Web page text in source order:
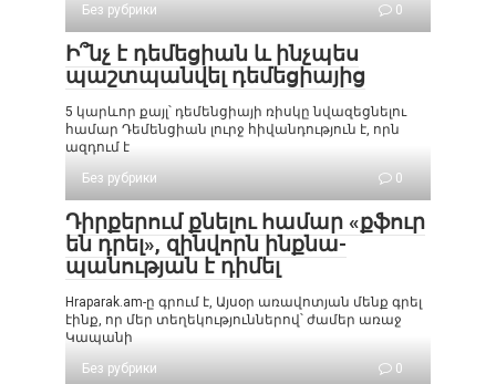
Без рубрики
0
Ի՞նչ է դեմեցիան և ինչպես
պաշտպանվել դեմեցիայից
5 կարևոր քայլ՝ դեմենցիայի ռիսկը նվազեցնելու
համար Դեմենցիան լուրջ հիվանդություն է, որն
ազդում է
Без рубрики
0
Դիրքերում քնելու համար «քֆուր
են դրել», զինվորն ինքնա-
պանության է դիմել
Hraparak.am-ը գրում է, Այսօր առավոտյան մենք գրել
էինք, որ մեր տեղեկություններով՝ ժամեր առաջ
Կապանի
Без рубрики
0